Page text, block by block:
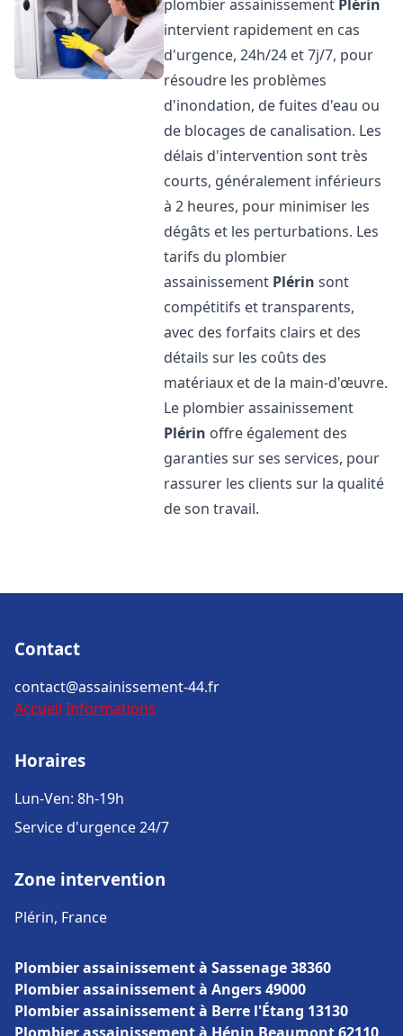
plombier assainissement Plérin
intervient rapidement en cas
d'urgence, 24h/24 et 7j/7, pour
résoudre les problèmes
d'inondation, de fuites d'eau ou
de blocages de canalisation. Les
délais d'intervention sont très
courts, généralement inférieurs
à 2 heures, pour minimiser les
dégâts et les perturbations. Les
tarifs du plombier
assainissement Plérin sont
compétitifs et transparents,
avec des forfaits clairs et des
détails sur les coûts des
matériaux et de la main-d'œuvre.
Le plombier assainissement
Plérin offre également des
garanties sur ses services, pour
rassurer les clients sur la qualité
de son travail.
Contact
contact@assainissement-44.fr
Accueil Informations
Horaires
Lun-Ven: 8h-19h
Service d'urgence 24/7
Zone intervention
Plérin, France
Plombier assainissement à Sassenage 38360
Plombier assainissement à Angers 49000
Plombier assainissement à Berre l'Étang 13130